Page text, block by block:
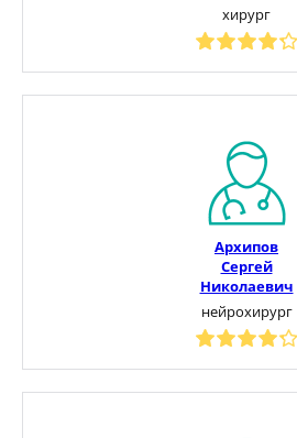
хирург
Архипов
Сергей
Николаевич
нейрохирург